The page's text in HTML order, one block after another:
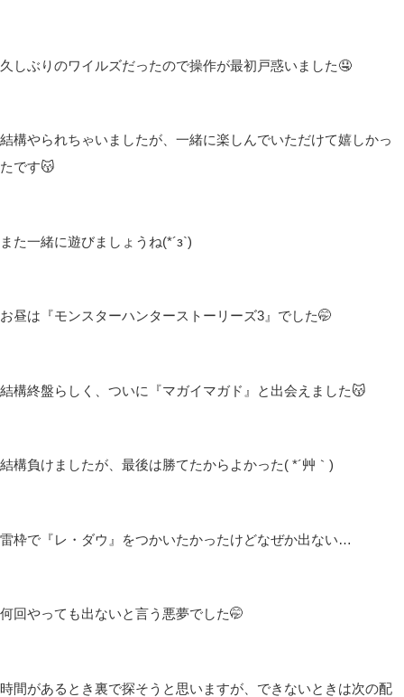
久しぶりのワイルズだったので操作が最初戸惑いました🤤
結構やられちゃいましたが、一緒に楽しんでいただけて嬉しかっ
たです😽
また一緒に遊びましょうね(*´з`)
お昼は『モンスターハンターストーリーズ3』でした🤭
結構終盤らしく、ついに『マガイマガド』と出会えました😽
結構負けましたが、最後は勝てたからよかった( *´艸｀)
雷枠で『レ・ダウ』をつかいたかったけどなぜか出ない…
何回やっても出ないと言う悪夢でした🤭
時間があるとき裏で探そうと思いますが、できないときは次の配